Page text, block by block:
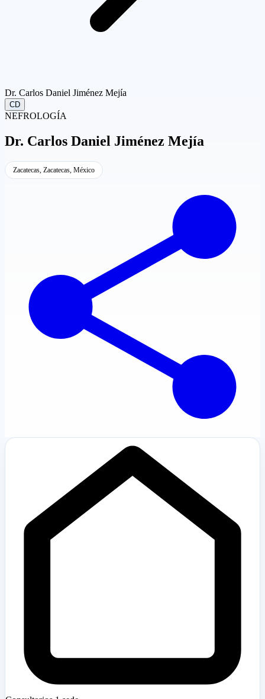
Dr. Carlos Daniel Jiménez Mejía
CD
NEFROLOGÍA
Dr. Carlos Daniel Jiménez Mejía
Zacatecas, Zacatecas, México